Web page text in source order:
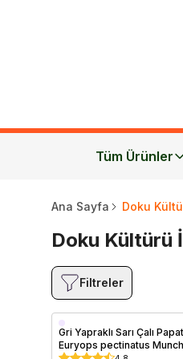
Tüm Ürünler
Ana Sayfa Doku
Doku Kültürü
Filtreler
Saksıda
Gri Yapraklı Sarı Çalı
Euryops pectinatus